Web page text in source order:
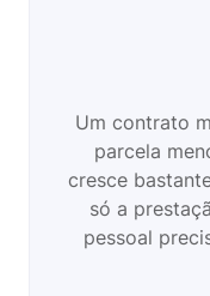
Um contrato
parcela
cresce
só a
pessoal